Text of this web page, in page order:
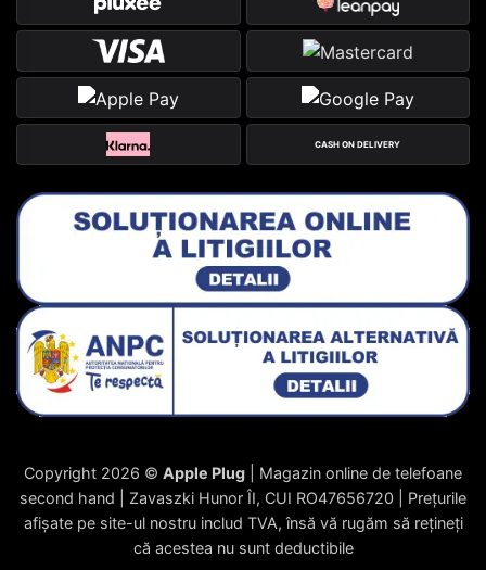
CASH ON DELIVERY
Copyright 2026 © Apple Plug | Magazin online de telefoane
second hand | Zavaszki Hunor ÎI, CUI RO47656720 | Prețurile
afișate pe site-ul nostru includ TVA, însă vă rugăm să rețineți
că acestea nu sunt deductibile